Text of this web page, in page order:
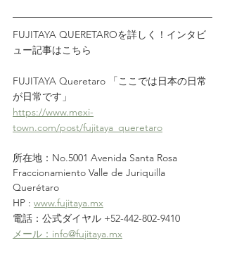
FUJITAYA QUERETAROを詳しく！インタビ
ュー記事はこちら
FUJITAYA Queretaro 「ここでは日本の日常
が日常です」
https://www.mexi-
town.com/post/fujitaya_queretaro
所在地：No.5001 Avenida Santa Rosa
Fraccionamiento Valle de Juriquilla
Querétaro
HP : www.fujitaya.mx
電話：公式ダイヤル +52-442-802-9410
メール：info@fujitaya.mx